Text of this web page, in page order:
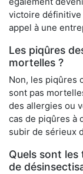
victoire
appel à une
Les piqûres
mortelles ?
Non, les piqûres
sont pas
des allergies ou
cas de piqûres à
subir de sérieux
Quels sont
de